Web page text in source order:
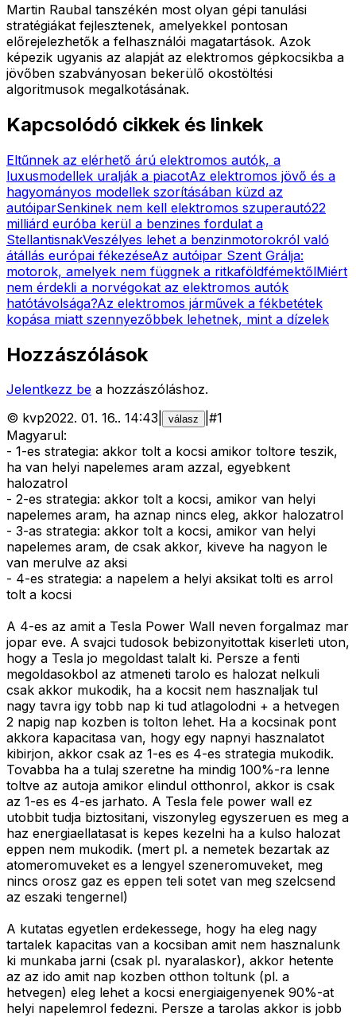
Martin Raubal tanszékén most olyan gépi tanulási
stratégiákat fejlesztenek, amelyekkel pontosan
előrejelezhetők a felhasználói magatartások. Azok
képezik ugyanis az alapját az elektromos gépkocsikba a
jövőben szabványosan bekerülő okostöltési
algoritmusok megalkotásának.
Kapcsolódó cikkek és linkek
Eltűnnek az elérhető árú elektromos autók, a
luxusmodellek uralják a piacotAz elektromos jövő és a
hagyományos modellek szorításában küzd az
autóiparSenkinek nem kell elektromos szuperautó22
milliárd euróba kerül a benzines fordulat a
StellantisnakVeszélyes lehet a benzinmotorokról való
átállás európai fékezéseAz autóipar Szent Grálja:
motorok, amelyek nem függnek a ritkaföldfémektőlMiért
nem érdekli a norvégokat az elektromos autók
hatótávolsága?Az elektromos járművek a fékbetétek
kopása miatt szennyezőbbek lehetnek, mint a dízelek
Hozzászólások
Jelentkezz be a hozzászóláshoz.
© kvp2022. 01. 16.. 14:43 válasz #1
Magyarul:
- 1-es strategia: akkor tolt a kocsi amikor toltore teszik,
ha van helyi napelemes aram azzal, egyebkent
halozatrol
- 2-es strategia: akkor tolt a kocsi, amikor van helyi
napelemes aram, ha aznap nincs eleg, akkor halozatrol
- 3-as strategia: akkor tolt a kocsi, amikor van helyi
napelemes aram, de csak akkor, kiveve ha nagyon le
van merulve az aksi
- 4-es strategia: a napelem a helyi aksikat tolti es arrol
tolt a kocsi
A 4-es az amit a Tesla Power Wall neven forgalmaz mar
jopar eve. A svajci tudosok bebizonyitottak kiserleti uton,
hogy a Tesla jo megoldast talalt ki. Persze a fenti
megoldasokbol az atmeneti tarolo es halozat nelkuli
csak akkor mukodik, ha a kocsit nem hasznaljak tul
nagy tavra igy tobb nap ki tud atlagolodni + a hetvegen
2 napig nap kozben is tolton lehet. Ha a kocsinak pont
akkora kapacitasa van, hogy egy napnyi hasznalatot
kibirjon, akkor csak az 1-es es 4-es strategia mukodik.
Tovabba ha a tulaj szeretne ha mindig 100%-ra lenne
toltve az autoja amikor elindul otthonrol, akkor is csak
az 1-es es 4-es jarhato. A Tesla fele power wall ez
utobbit tudja biztositani, viszonyleg egyszeruen es meg a
haz energiaellatasat is kepes kezelni ha a kulso halozat
eppen nem mukodik. (mert pl. a nemetek bezartak az
atomeromuveket es a lengyel szeneromuveket, meg
nincs orosz gaz es eppen teli sotet van meg szelcsend
az eszaki tengernel)
A kutatas egyetlen erdekessege, hogy ha eleg nagy
tartalek kapacitas van a kocsiban amit nem hasznalunk
ki munkaba jarni (csak pl. nyaralaskor), akkor hetente
az az ido amit nap kozben otthon toltunk (pl. a
hetvegen) eleg lehet a kocsi energiaigenyenek 90%-at
helyi napelemrol fedezni. Persze a tarolas akkor is jobb